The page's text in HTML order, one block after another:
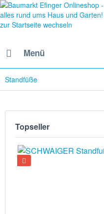
Menü
Standfüße
Topseller